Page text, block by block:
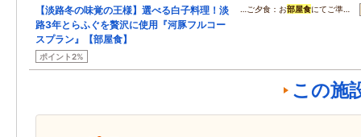
【淡路冬の味覚の王様】選べる白子料理！淡
路3年とらふぐを贅沢に使用『河豚フルコー
スプラン』【部屋食】
ポイント2%
…ご夕食：お部屋食にてご準…
この施